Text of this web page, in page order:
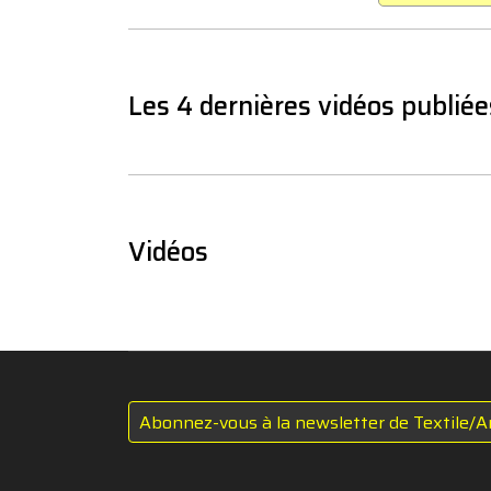
Les 4 dernières vidéos
Vidéos
Abonnez-vous à la newsletter de Textile/